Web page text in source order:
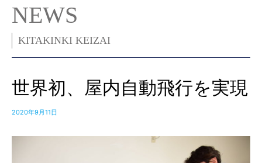
NEWS
KITAKINKI KEIZAI
世界初、屋内自動飛行を実現
2020年9月11日